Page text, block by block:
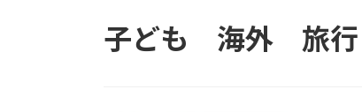
子ども 海外 旅行